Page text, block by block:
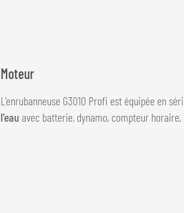
Moteur
L’enrubanneuse G3010 Profi est équipée en
l’eau avec batterie, dynamo, compteur